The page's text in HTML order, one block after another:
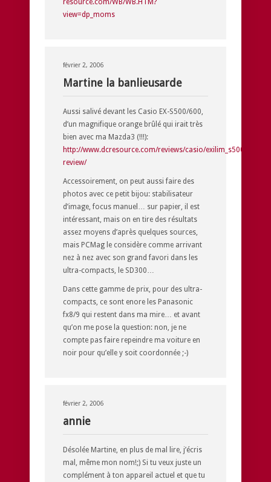
view=dp_moms
février 2, 2006
Martine la banlieusarde
Aussi salivé devant les Casio EX-S500/600,
d’un magnifique orange brûlé qui irait très
bien avec ma Mazda3 (!!!):
http://www.dcresource.com/reviews/casio/exilim_s500-
review/
Accessoirement, on peut aussi faire des
photos avec ce petit bijou: stabilisateur
d’image, focus manuel… sur papier, il est
intéressant, mais on en tire des résultats
assez moyens d’après quelques sources,
mais PCMag le considère comme arrivant
nez à nez avec son grand favori dans les
ultra-compacts, le SD300…
Dans cette gamme de prix, pour des ultra-
compacts, ce sont enore les Panasonic
fx8/9 qui restent dans ma mire… et avant
qu’on me pose la question: non, je ne
compte pas faire repeindre ma voiture en
noir pour qu’elle y soit coordonnée ;-)
février 2, 2006
annie
Désolée Martine, en plus de mal lire, j’écris
mal, même mon nom!;) Si tu veux juste un
complément à ton appareil actuel et que tu